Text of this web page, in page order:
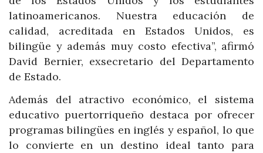
latinoamericanos. Nuestra educación de
calidad, acreditada en Estados Unidos, es
bilingüe y además muy costo efectiva”, afirmó
David Bernier, exsecretario del Departamento
de Estado.
Además del atractivo económico, el sistema
educativo puertorriqueño destaca por ofrecer
programas bilingües en inglés y español, lo que
lo convierte en un destino ideal tanto para